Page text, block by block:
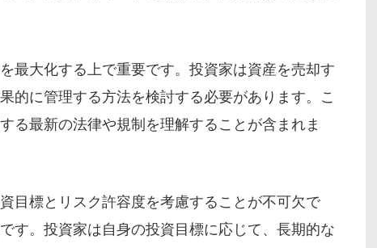
最大化する上で重要です。投資家は資産を売却す
的に管理する方法を検討する必要があります。こ
る最新の法律や規制を理解することが含まれま
目標とリスク許容度を考慮することが不可欠で
す。投資家は自身の投資目標に応じて、長期的な